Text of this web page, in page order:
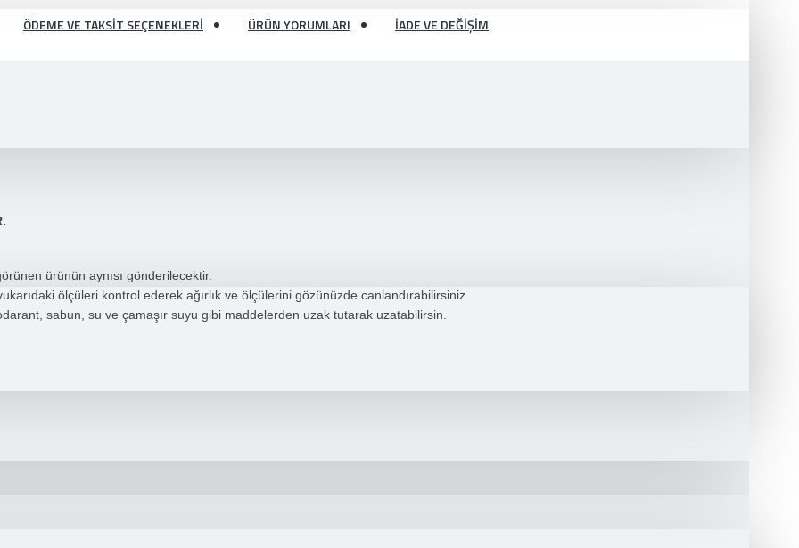
ÖDEME VE TAKSIT SEÇENEKLERI ÜRÜN YORUMLARI İADE VE DEĞIŞIM
ürünün aynısı gönderilecektir.
ölçüleri kontrol ederek ağırlık ve ölçülerini gözünüzde canlandırabilirsiniz.
sabun, su ve çamaşır suyu gibi maddelerden uzak tutarak uzatabilirsin.